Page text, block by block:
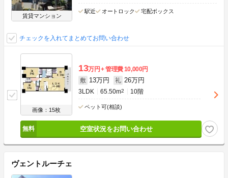
賃貸マンション
駅近 オートロック 宅配ボックス
チェックを入れてまとめてお問い合わせ
画像：15枚
13万円 管理費10,000円
敷 13万円 礼 26万円
3LDK 65.50m2 10階
ペット可(相談)
空室状況をお問い合わせ
ヴェントルーチェ